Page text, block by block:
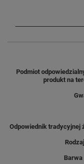
Podmiot
produkt na
Odpowiednik tradycyjnej
Barwa